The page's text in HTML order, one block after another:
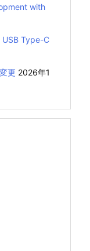
with
USB Type-C
更 2026年1